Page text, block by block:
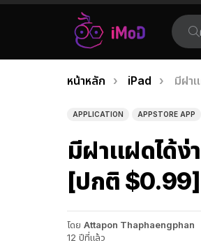
ค้นหา:
เรื่อง
ล่าสุด
คุณอยู่ที่นี่:
หน้าหลัก iPad มีฝา
APPLICATION APPSTORE APP
มีฝาแฝดได้ง่
[ปกติ $0.99]
โดย Attapon Thaphaengphan
12 ปีที่แล้ว